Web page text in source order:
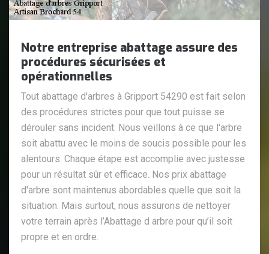
Notre entreprise abattage assure des
procédures sécurisées et
opérationnelles
Tout abattage d'arbres à Gripport 54290 est fait selon
des procédures strictes pour que tout puisse se
dérouler sans incident. Nous veillons à ce que l'arbre
soit abattu avec le moins de soucis possible pour les
alentours. Chaque étape est accomplie avec justesse
pour un résultat sûr et efficace. Nos prix abattage
d'arbre sont maintenus abordables quelle que soit la
situation. Mais surtout, nous assurons de nettoyer
votre terrain après l’Abattage d arbre pour qu’il soit
propre et en ordre.